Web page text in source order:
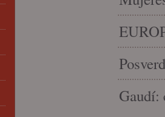
Gaudí: